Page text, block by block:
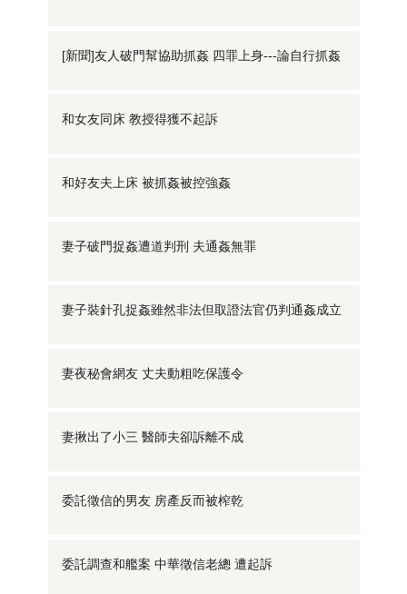
[新聞]友人破門幫協助抓姦 四罪上身---論自行抓姦
和女友同床 教授得獲不起訴
和好友夫上床 被抓姦被控強姦
妻子破門捉姦遭道判刑 夫通姦無罪
妻子裝針孔捉姦雖然非法但取證法官仍判通姦成立
妻夜秘會網友 丈夫動粗吃保護令
妻揪出了小三 醫師夫卻訴離不成
委託徵信的男友 房產反而被榨乾
委託調查和艦案 中華徵信老總 遭起訴